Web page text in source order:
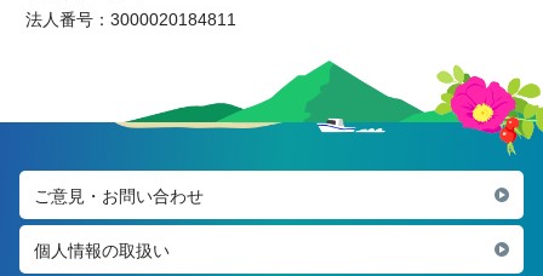
法人番号：3000020184811
ご意見・お問い合わせ
個人情報の取扱い